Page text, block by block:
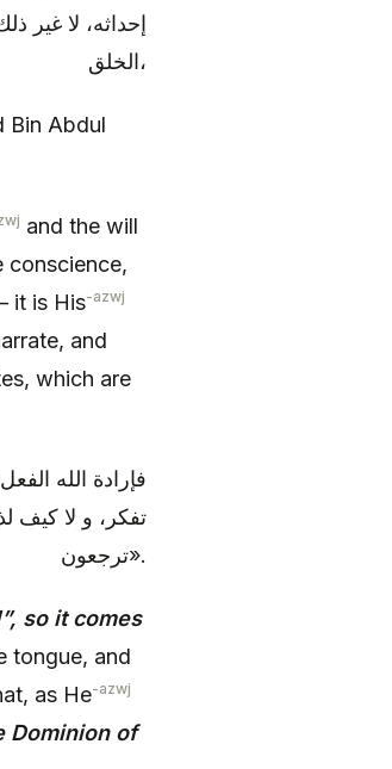
إحداثه، لا غير
الخلق،
Bin Abdul
and the will
conscience,
it is His-azwj
and
which are
فإرادة الله
تفكر، و لا كيف
ترجعون».
so it comes
tongue, and
as He-azwj
Dominion of